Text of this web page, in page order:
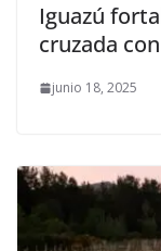
Iguazú
cruzada
junio 18, 2025